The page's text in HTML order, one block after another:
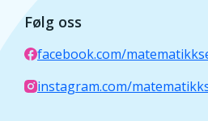
Kvikkbilde 4·3·2
Følg oss
facebook.com/
instagram.com/